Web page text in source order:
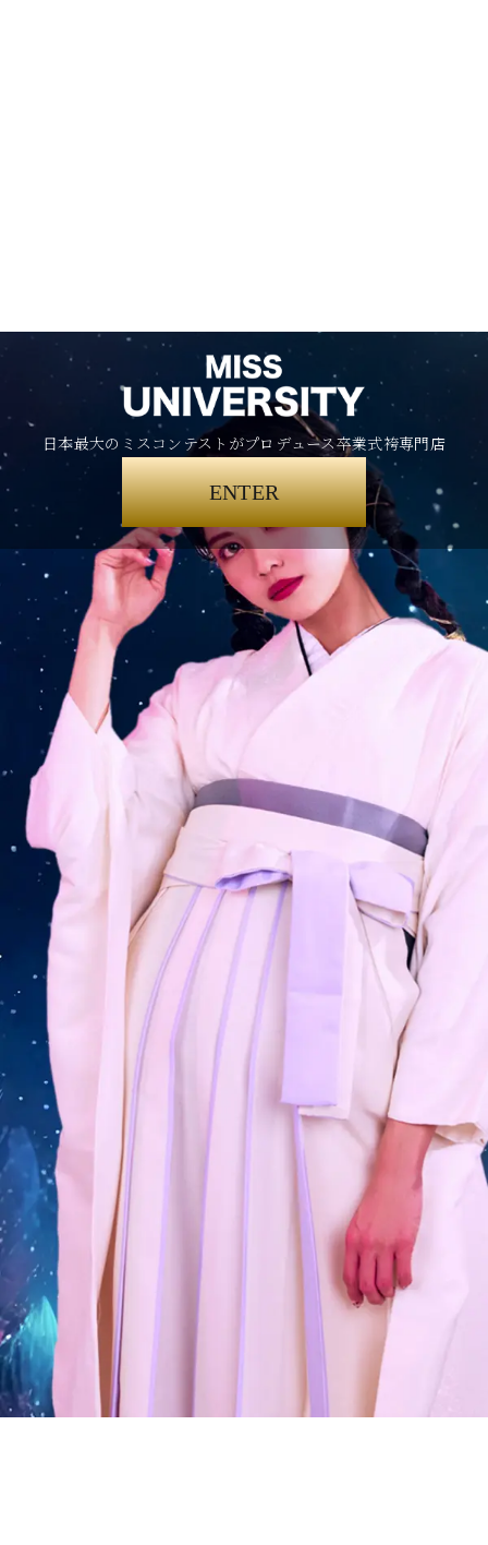
日本最大のミスコンテストがプロデュース卒業式袴専門店
ENTER